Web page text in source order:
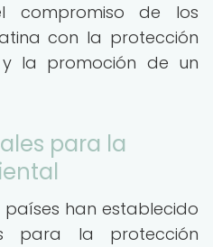
compromiso de los
con la protección
la promoción de un
para la
países han establecido
para la protección